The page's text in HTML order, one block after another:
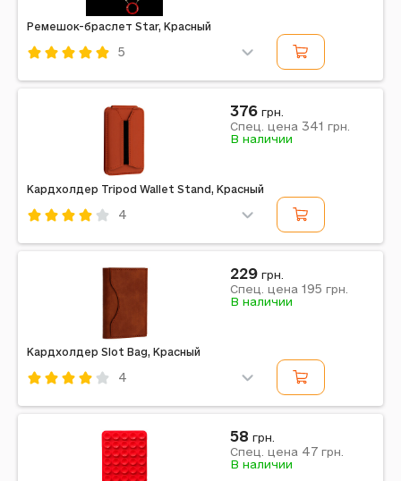
Ремешок-браслет Star, Красный
5
Кардхолдер Tripod Wallet Stand, Красный
4
376 грн.
Спец. цена 341 грн.
В наличии
Кардхолдер Slot Bag, Красный
4
229 грн.
Спец. цена 195 грн.
В наличии
58 грн.
Спец. цена 47 грн.
В наличии